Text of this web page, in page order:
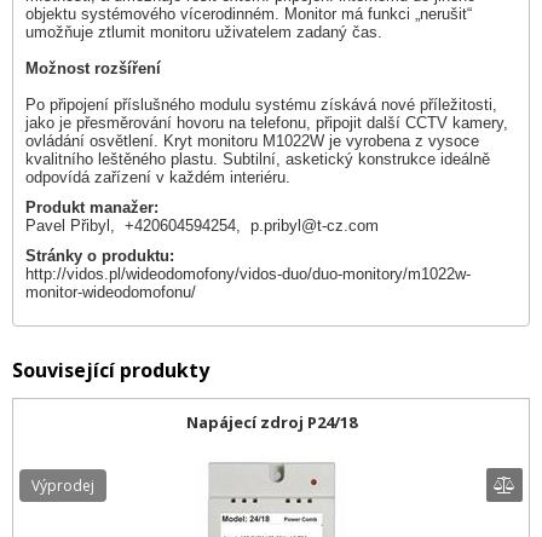
objektu systémového vícerodinném. Monitor má funkci „nerušit“
umožňuje ztlumit monitoru uživatelem zadaný čas.
Možnost rozšíření
Po připojení příslušného modulu systému získává nové příležitosti,
jako je přesměrování hovoru na telefonu, připojit další CCTV kamery,
ovládání osvětlení. Kryt monitoru M1022W je vyrobena z vysoce
kvalitního leštěného plastu. Subtilní, asketický konstrukce ideálně
odpovídá zařízení v každém interiéru.
Produkt manažer:
Pavel Přibyl, +420604594254, p.pribyl@t-cz.com
Stránky o produktu:
http://vidos.pl/wideodomofony/vidos-duo/duo-monitory/m1022w-
monitor-wideodomofonu/
Související produkty
Napájecí zdroj P24/18
Výprodej